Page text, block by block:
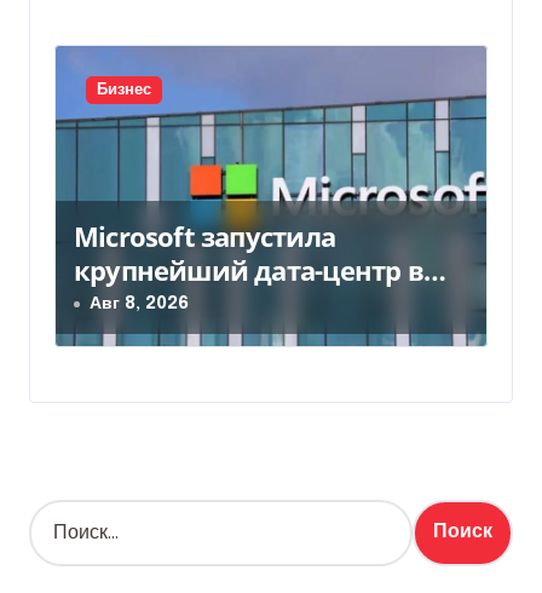
Бизнес
Microsoft запустила
крупнейший дата-центр в
Индии за $20,5 миллиарда
Авг 8, 2026
Н
а